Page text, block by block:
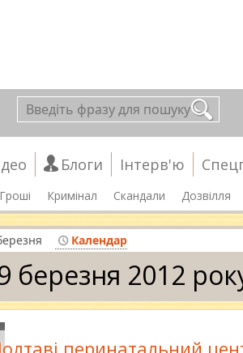
Блоги Інтерв'ю
Гроші Кримінал Скандали Дозвілля
Календар
березня 2012
перинатальний